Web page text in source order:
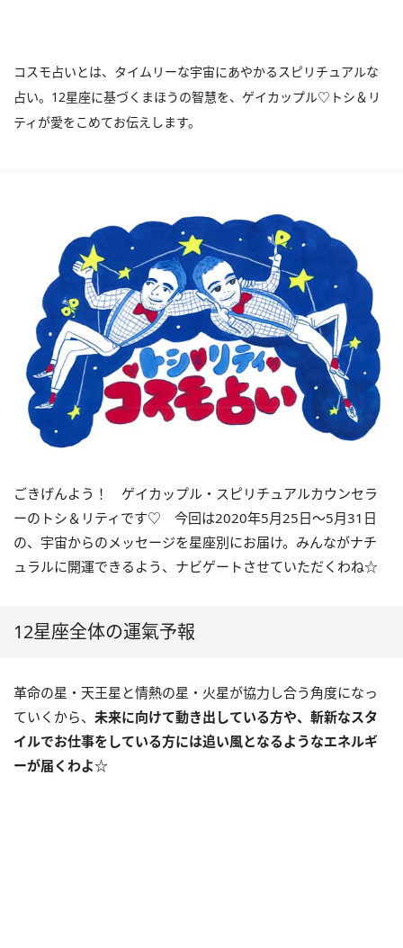
コスモ占いとは、タイムリーな宇宙にあやかるスピリチュアルな
占い。12星座に基づくまほうの智慧を、ゲイカップル♡トシ＆リ
ティが愛をこめてお伝えします。
ごきげんよう！ ゲイカップル・スピリチュアルカウンセラ
ーのトシ＆リティです♡ 今回は2020年5月25日～5月31日
の、宇宙からのメッセージを星座別にお届け。みんながナチ
ュラルに開運できるよう、ナビゲートさせていただくわね☆
12星座全体の運氣予報
革命の星・天王星と情熱の星・火星が協力し合う角度になっ
ていくから、 未来に向けて動き出している方や、斬新なスタ
イルでお仕事をしている方には追い風となるようなエネルギ
ーが届くわよ☆